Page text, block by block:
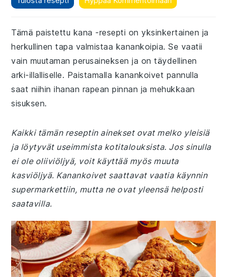
Tämä paistettu kana -resepti on yksinkertainen ja
herkullinen tapa valmistaa kanankoipia. Se vaatii
vain muutaman perusaineksen ja on täydellinen
arki-illalliselle. Paistamalla kanankoivet pannulla
saat niihin ihanan rapean pinnan ja mehukkaan
sisuksen.
Kaikki tämän reseptin ainekset ovat melko yleisiä
ja löytyvät useimmista kotitalouksista. Jos sinulla
ei ole oliiviöljyä, voit käyttää myös muuta
kasviöljyä. Kanankoivet saattavat vaatia käynnin
supermarkettiin, mutta ne ovat yleensä helposti
saatavilla.